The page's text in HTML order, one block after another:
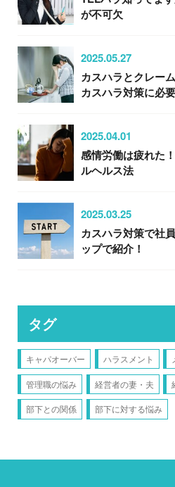
が不可欠
2025.05.27
カスハラとクレー
カスハラ対策に必
2025.04.01
感情労働は疲れた
ルヘルス法
2025.03.25
カスハラ対策で社
ップで紹介！
タグ
キャパオーバー ハラスメント
管理職の悩み 経営者の妻・夫
部下との関係 部下に対する悩み